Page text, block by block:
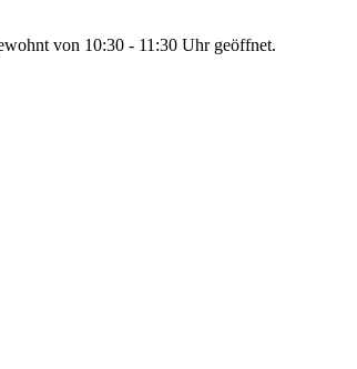
von 10:30 - 11:30 Uhr geöffnet.